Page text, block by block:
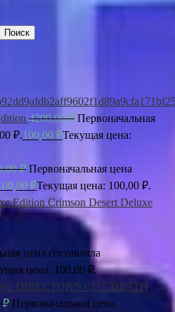
Поиск
4200,00₽ Первоначальная
₽.100,00 ₽Текущая цена:
₽ Первоначальная цена
₽Текущая цена: 100,00 ₽.
Crimson Desert Deluxe
цена составляла
цена: 100,00 ₽.
DEATH
₽ Первоначальная цена